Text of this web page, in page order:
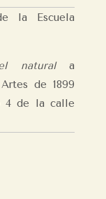
la Escuela
naturala
de 1899
4 de la calle